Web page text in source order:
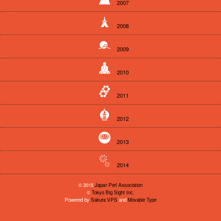
2007
2008
2009
2010
2011
2012
2013
2014
© 2015 Japan Perl Association
© Tokyo Big Sight Inc.
Powered by Sakura VPS and Movable Type